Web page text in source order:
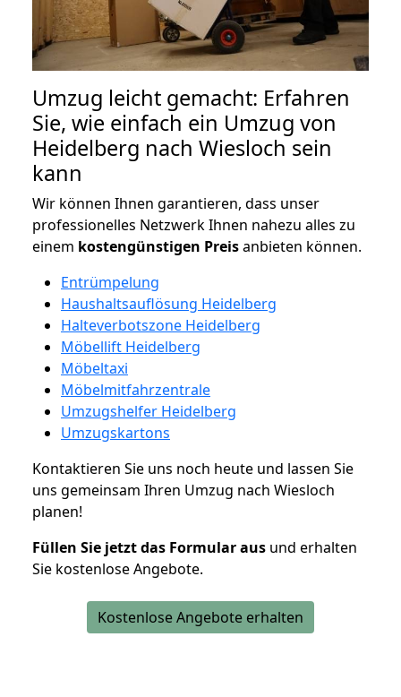
Umzug leicht gemacht: Erfahren
Sie, wie einfach ein Umzug von
Heidelberg nach Wiesloch sein
kann
Wir können Ihnen garantieren, dass unser
professionelles Netzwerk Ihnen nahezu alles zu
einem kostengünstigen Preisanbieten können.
Entrümpelung
Haushaltsauflösung Heidelberg
Halteverbotszone Heidelberg
Möbellift Heidelberg
Möbeltaxi
Möbelmitfahrzentrale
Umzugshelfer Heidelberg
Umzugskartons
Kontaktieren Sie uns noch heute und lassen Sie
uns gemeinsam Ihren Umzug nach Wiesloch
planen!
Füllen Sie jetzt das Formular aus und erhalten
Sie kostenlose Angebote.
Kostenlose Angebote erhalten